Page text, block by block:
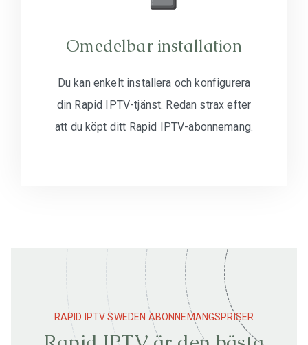
Omedelbar installation
Du kan enkelt installera och konfigurera
din Rapid IPTV-tjänst. Redan strax efter
att du köpt ditt Rapid IPTV-abonnemang.
RAPID IPTV SWEDEN ABONNEMANGSPRISER